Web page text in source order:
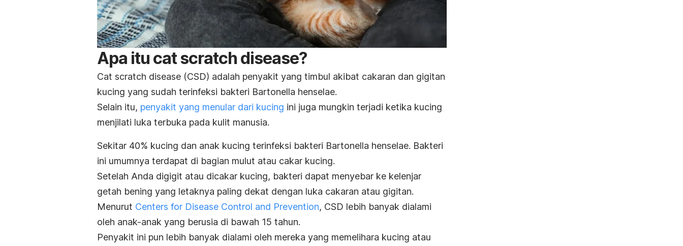
Apa itu cat scratch disease?
Cat scratch disease (CSD) adalah penyakit yang timbul akibat cakaran dan gigitan
kucing yang sudah terinfeksi bakteri Bartonella henselae.
Selain itu, penyakit yang menular dari kucing ini juga mungkin terjadi ketika kucing
menjilati luka terbuka pada kulit manusia.
Sekitar 40% kucing dan anak kucing terinfeksi bakteri Bartonella henselae. Bakteri
ini umumnya terdapat di bagian mulut atau cakar kucing.
Setelah Anda digigit atau dicakar kucing, bakteri dapat menyebar ke kelenjar
getah bening yang letaknya paling dekat dengan luka cakaran atau gigitan.
Menurut Centers for Disease Control and Prevention, CSD lebih banyak dialami
oleh anak-anak yang berusia di bawah 15 tahun.
Penyakit ini pun lebih banyak dialami oleh mereka yang memelihara kucing atau